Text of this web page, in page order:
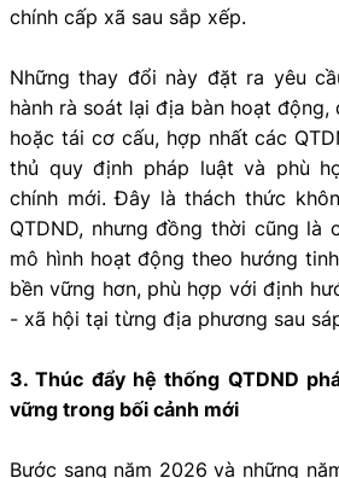
chính cấp xã sau sắp xếp.
Những thay đổi này đặt ra yêu
hành rà soát lại địa bàn hoạt động,
hoặc tái cơ cấu, hợp nhất các
thủ quy định pháp luật và phù
chính mới. Đây là thách thức
QTDND, nhưng đồng thời cũng là
mô hình hoạt động theo hướng
bền vững hơn, phù hợp với định
- xã hội tại từng địa phương sau
3. Thúc đẩy hệ thống QTDND
vững trong bối cảnh mới
Bước sang năm 2026 và những